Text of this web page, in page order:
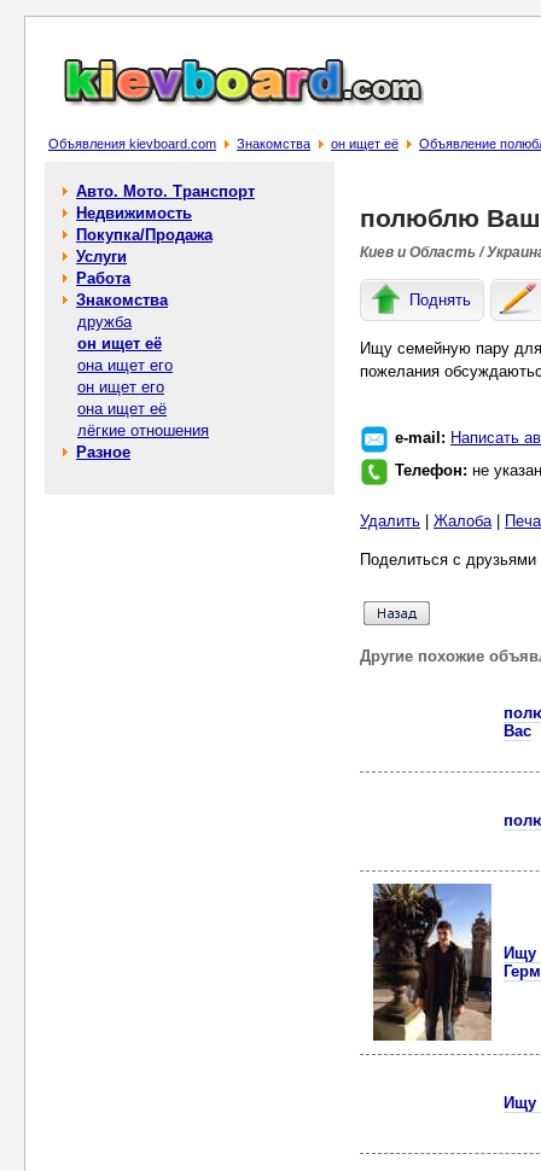
Объявления kievboard.com Знакомства он ищет её Объявление
Авто. Мото. Транспорт
Недвижимость
Покупка/Продажа
Услуги
Работа
Знакомства
дружба
он ищет её
она ищет его
он ищет его
она ищет её
лёгкие отношения
Разное
полюблю
Киев и Область /
Поднять
Ищу семейную пару
пожелания
e-mail: Написать
Телефон: не указан
Удалить Жалоба|
Поделиться с
Другие похожие
Вас
Ищу
Ищу